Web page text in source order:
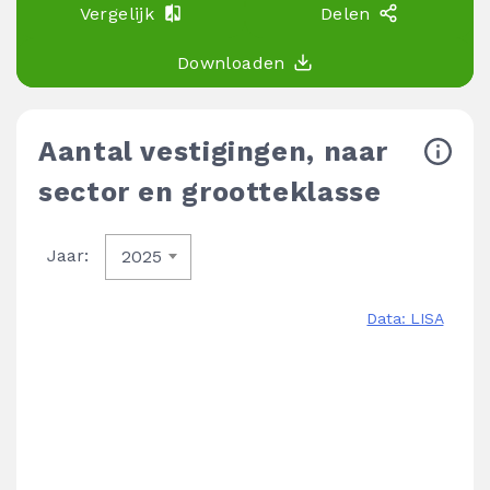
Vergelijk Delen
Downloaden
Aantal vestigingen, naar
sector en grootteklasse